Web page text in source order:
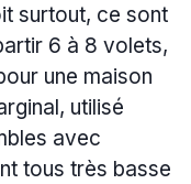
surtout, ce sont
6 à 8 volets,
une maison
utilisé
avec
tous très basse